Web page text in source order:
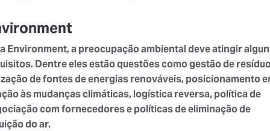
Environment, a preocupação ambiental deve atingir
Dentre eles estão questões como gestão de
de fontes de energias renováveis, posicionamento
às mudanças climáticas, logística reversa, política de
com fornecedores e políticas de eliminação de
do ar.